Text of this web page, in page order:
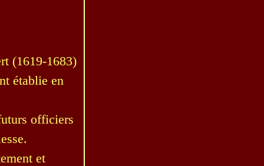
(1619-1683)
établie en
officiers
et